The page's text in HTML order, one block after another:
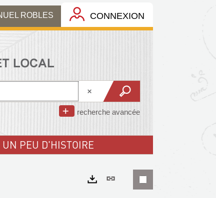
ROBLES CONNEXION
recherche avancée
UN PEU D'HISTOIRE
Lien